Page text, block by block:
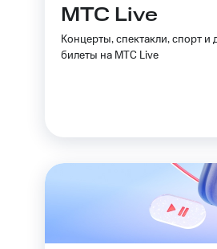
МТС Live
Концерты, спектакли, спорт
билеты на МТС Live